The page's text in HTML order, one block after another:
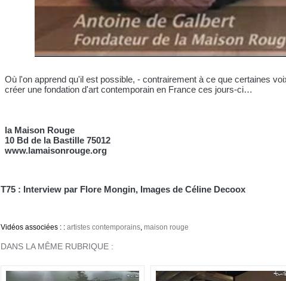
Où l'on apprend qu'il est possible, - contrairement à ce que certaines
créer une fondation d'art contemporain en France ces jours-ci…
la Maison Rouge
10 Bd de la Bastille 75012
www.lamaisonrouge.org
T75 : Interview par Flore Mongin, Images de Céline Decoox
Vidéos associées : :artistes contemporains,maison rouge
DANS LA MÊME RUBRIQUE :